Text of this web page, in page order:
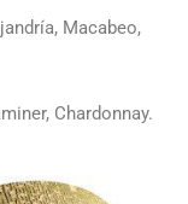
Macabeo,
Chardonnay.